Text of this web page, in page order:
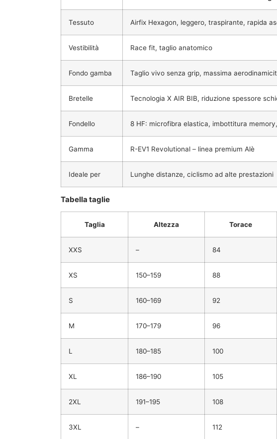
Tessuto Airfix Hexagon, leggero, traspirante, rapida
Vestibilità Race fit, taglio anatomico
Fondo gamba Taglio vivo senza grip, massima
Bretelle Tecnologia X AIR BIB, riduzione spessore
Fondello 8 HF: microfibra elastica, imbottitura
Gamma R-EV1 Revolutional – linea premium Alè
Ideale per Lunghe distanze, ciclismo ad alte prestazioni
Tabella taglie
Taglia Altezza Torace
XXS – 84
XS 150–159 88
S 160–169 92
M 170–179 96
L 180–185 100
XL 186–190 105
2XL 191–195 108
3XL – 112